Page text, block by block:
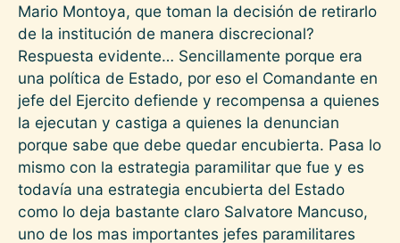
Mario Montoya, que toman la decisión de retirarlo
de la institución de manera discrecional?
Respuesta evidente… Sencillamente porque era
una política de Estado, por eso el Comandante en
jefe del Ejercito defiende y recompensa a quienes
la ejecutan y castiga a quienes la denuncian
porque sabe que debe quedar encubierta. Pasa lo
mismo con la estrategia paramilitar que fue y es
todavía una estrategia encubierta del Estado
como lo deja bastante claro Salvatore Mancuso,
uno de los mas importantes jefes paramilitares